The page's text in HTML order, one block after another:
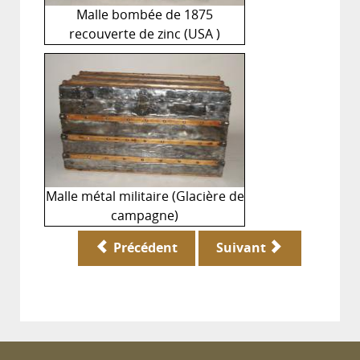
Malle bombée de 1875
recouverte de zinc (USA )
Malle métal militaire (Glacière de
campagne)
Précédent Suivant